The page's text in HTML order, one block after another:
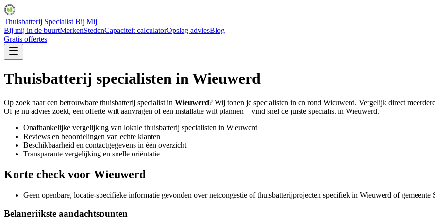
Thuisbatterij Specialist Bij Mij
Bij mij in de buurtMerkenStedenCapaciteit calculatorOpslag adviesBlog
Gratis offertes
Thuisbatterij specialisten inWieuwerd
Op zoek naar een betrouwbare thuisbatterij specialist in Wieuwerd? Wij tonen je specialisten in en rond Wieuwerd. Vergelijk direct
Of je nu advies zoekt, een offerte wilt aanvragen of een installatie wilt plannen – vind snel de juiste specialist in Wieuwerd.
Onafhankelijke vergelijking van lokale thuisbatterij specialisten in Wieuwerd
Reviews en beoordelingen van echte klanten
Beschikbaarheid en contactgegevens in één overzicht
Transparante vergelijking en snelle oriëntatie
Korte check voor Wieuwerd
Geen openbare, locatie-specifieke informatie gevonden over netcongestie of thuisbatterijprojecten specifiek in Wieuwerd of gemeente
Belangrijkste aandachtspunten